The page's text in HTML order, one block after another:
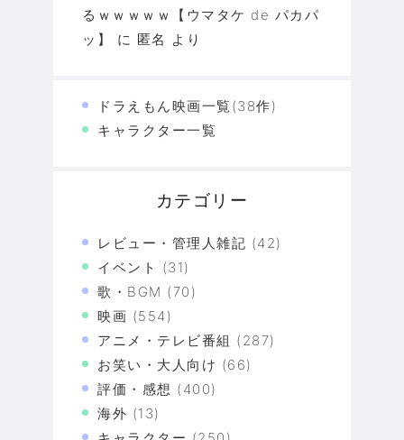
るｗｗｗｗｗ【ウマタケ de パカパ
ッ】
に 匿名 より
ドラえもん映画一覧(38作)
キャラクター一覧
カテゴリー
レビュー・管理人雑記 (42)
イベント (31)
歌・BGM (70)
映画 (554)
アニメ・テレビ番組 (287)
お笑い・大人向け (66)
評価・感想 (400)
海外 (13)